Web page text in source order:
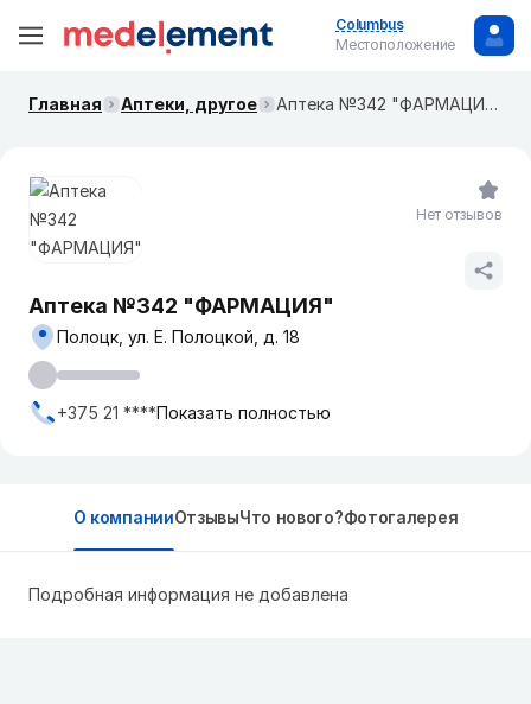
Columbus
Местоположение
Главная Аптеки, другое Аптека №342 "ФАРМАЦИЯ"
Аптека №342 "ФАРМАЦИЯ"
Полоцк, ул. Е. Полоцкой, д. 18
+375 21 ****Показать полностью
Нет отзывов
О компанииОтзывыЧто нового?Фотогалерея
Подробная информация не добавлена